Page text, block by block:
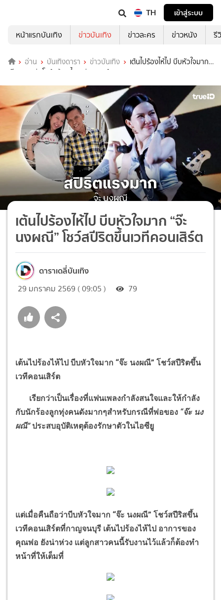
TH
เข้าสู่ระบบ
หน้าแรกบันเทิง
ข่าวบันเทิง ข่าวละคร ข่าวหนัง รี
อ่าน บันเทิงดารา ข่าวบันเทิง
เต้นไปร้องไห้ไป บีบหัวใจมาก
“จ๊ะ นงผณี” โชว์สปีริตขึ้นเวทีคอนเสิร์ต
เต้นไปร้องไห้ไป บีบหัวใจมาก “จ๊ะ
นงผณี” โชว์สปีริตขึ้นเวทีคอนเสิร์ต
ดาราเดลี่บันเทิง
29 มกราคม 2569 ( 09:05 ) 79
เต้นไปร้องไห้ไป บีบหัวใจมาก “จ๊ะ นงผณี” โชว์สปีริตขึ้น
เวทีคอนเสิร์ต
เรียกว่าเป็นเรื่องที่แฟนเพลงกำลังสนใจและให้กำลัง
กับนักร้องลูกทุ่งคนดังมากๆสำหรับกรณีที่พ่อของ “จ๊ะ นง
ผณี” ประสบอุบัติเหตุต้องรักษาตัวในไอซียู
แต่เมื่อคืนถือว่าบีบหัวใจมาก “จ๊ะ นงผณี” โชว์สปีริสขึ้น
เวทีคอนเสิร์ตที่กาญจนบุรี เต้นไปร้องไห้ไป อาการของ
คุณพ่อ ยังน่าห่วง แต่ลูกสาวคนนี้รับงานไว้แล้วก็ต้องทำ
หน้าที่ให้เต็มที่